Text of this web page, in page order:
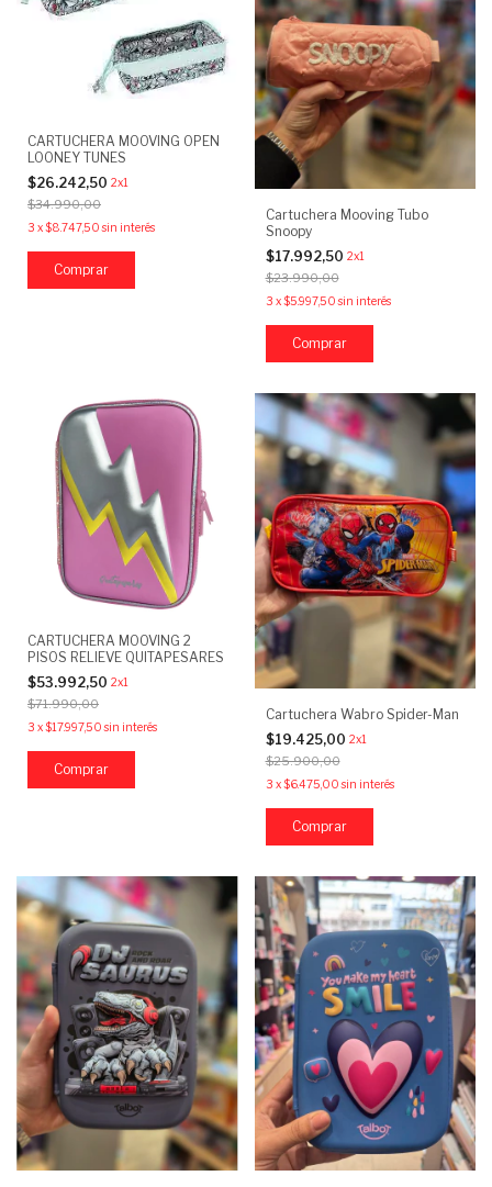
CARTUCHERA MOOVING OPEN
LOONEY TUNES
$26.242,50 2x1
$34.990,00
3 x$8.747,50 sin interés
Cartuchera Mooving Tubo
Snoopy
$17.992,50 2x1
$23.990,00
3 x$5.997,50 sin interés
CARTUCHERA MOOVING 2
PISOS RELIEVE QUITAPESARES
$53.992,50 2x1
$71.990,00
3 x$17.997,50 sin interés
Cartuchera Wabro Spider-Man
$19.425,00 2x1
$25.900,00
3 x$6.475,00 sin interés